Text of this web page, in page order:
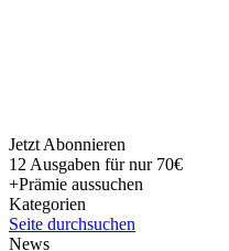
Jetzt Abonnieren
12 Ausgaben für nur 70€
+Prämie aussuchen
Kategorien
Seite durchsuchen
News